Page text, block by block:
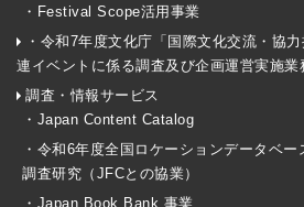
・Festival Scope活用事業
・令和7年度文化庁「国際文化交流・協
連イベントに係る調査及び企画運営実施業
調査・情報サービス
・Japan Content Catalog
・令和6年度全国ロケーションデータベ
調査研究（JFCとの協業）
・Japan Book Bank 事業